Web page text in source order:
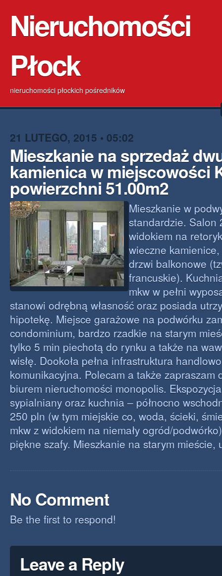
Nieruchomości
Płock
nieruchomości płockich pośredników
21 LUTEGO, 2015 • 05:02
Mieszkanie na sprzedaż
kamienica w miejscowości
powierzchni 51.00m2
Mieszkanie w
standardzie. Salon
widokiem na
wieczne
drzwi balkonowe
francuskie).
mkw w pełni
stanowi odrębną własność oraz posiada
hipotekę. Miejsce garażowe na podwórku
condominium, bardzo rzadkie na starym
tylko 5 min piechotą do rynku a także na
wisłę. Dookoła pełna infrastruktura
komunikacyjna. Polecam a także zapraszam
biurem nieruchomości monopolis.
sypialniany oraz kuchnia – północno
250 pln (w tym miejskie co, woda, ścieki,
mkw z widokiem na niemały ogród/
piękne szafy. Mieszkanie na starym mieście,
No Comment
Be the first to respond!
Leave a Reply